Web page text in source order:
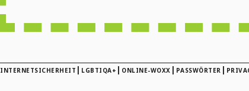
INTERNETSICHERHEIT | LGBTIQA+ | ONLINE-WOXX | PASSWÖRTER |